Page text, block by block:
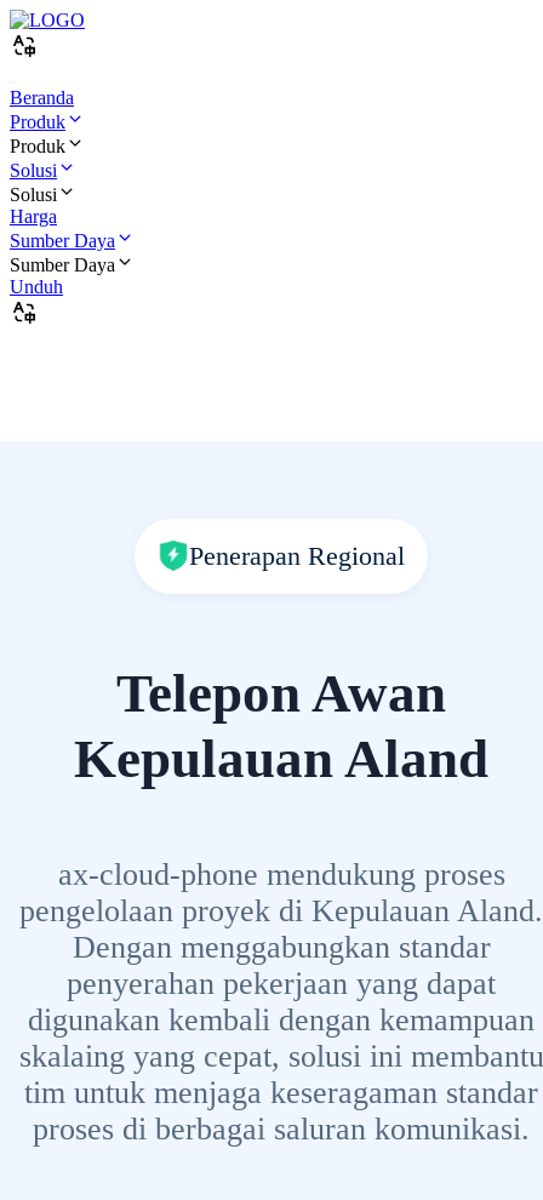
Beranda
Produk
Produk
Solusi
Solusi
Harga
Sumber Daya
Sumber Daya
Unduh
Penerapan Regional
Telepon Awan
Kepulauan Aland
ax-cloud-phone mendukung proses
pengelolaan proyek di Kepulauan Aland.
Dengan menggabungkan standar
penyerahan pekerjaan yang dapat
digunakan kembali dengan kemampuan
skalaing yang cepat, solusi ini membantu
tim untuk menjaga keseragaman standar
proses di berbagai saluran komunikasi.